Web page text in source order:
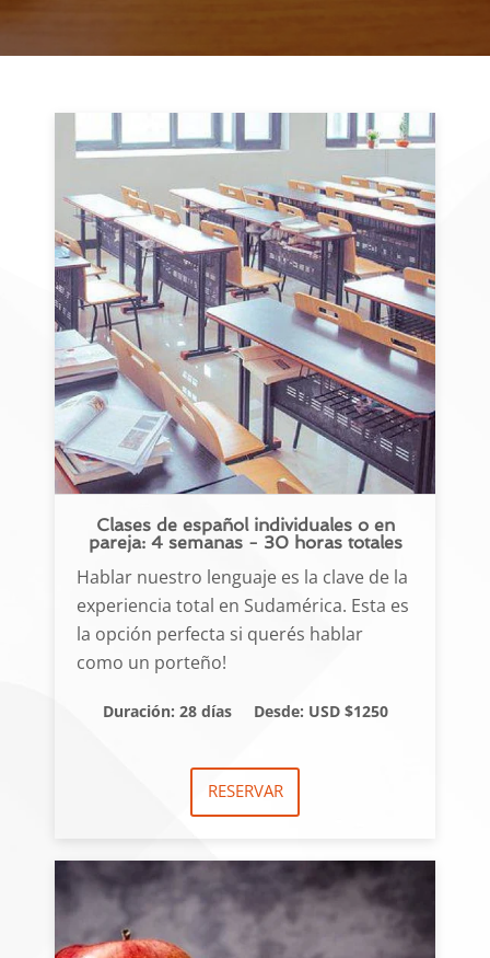
Clases de español individuales o en
pareja: 4 semanas - 30 horas totales
Hablar nuestro lenguaje es la clave de la
experiencia total en Sudamérica. Esta es
la opción perfecta si querés hablar
como un porteño!
Duración: 28 días Desde: USD $1250
RESERVAR